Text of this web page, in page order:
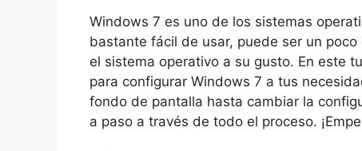
Windows 7 es uno de los sistemas
bastante fácil de usar, puede ser un
el sistema operativo a su gusto. En este
para configurar Windows 7 a tus
fondo de pantalla hasta cambiar la
a paso a través de todo el proceso.